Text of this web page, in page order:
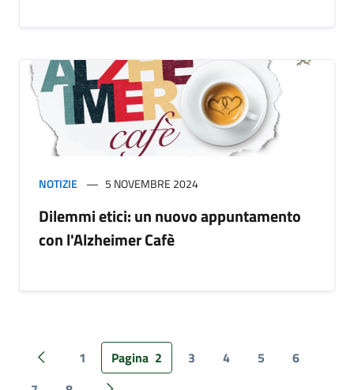
NOTIZIE 5 NOVEMBRE 2024
Dilemmi etici: un nuovo appuntamento
con l'Alzheimer Cafè
Pagina precedente
1 Pagina 2 3 4 5
6